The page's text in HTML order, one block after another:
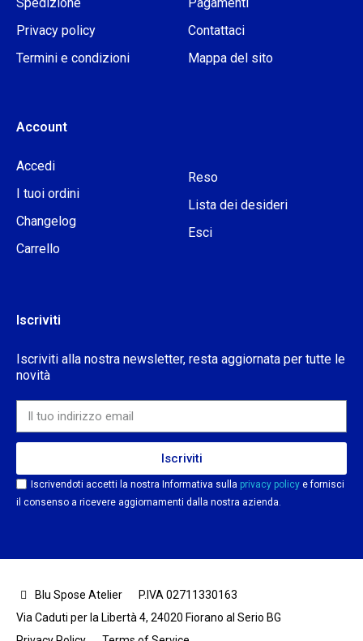
Spedizione
Privacy policy
Termini e condizioni
Pagamenti
Contattaci
Mappa del sito
Account
Accedi
I tuoi ordini
Changelog
Carrello
Reso
Lista dei desideri
Esci
Iscriviti
Iscriviti alla nostra newsletter, resta aggiornata per tutte le
novità
Iscriviti
Iscrivendoti accetti la nostra Informativa sulla privacy policy e fornisci
il consenso a ricevere aggiornamenti dalla nostra azienda.
Blu Spose Atelier
P.IVA 02711330163
Via Caduti per la Libertà 4, 24020 Fiorano al Serio BG